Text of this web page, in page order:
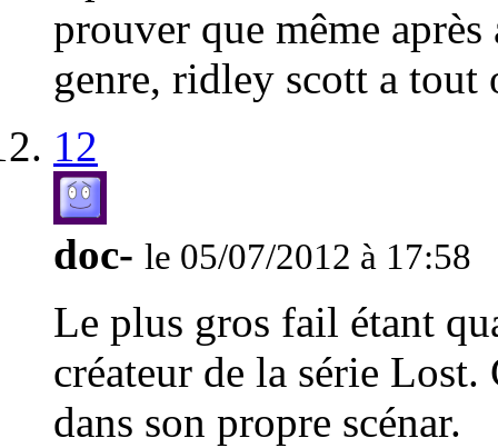
prouver que même
genre, ridley scott a tout
12
doc- le 05/07/2012 à 17:58
Le plus gros fail étant
créateur de la série Lost.
dans son propre scénar.